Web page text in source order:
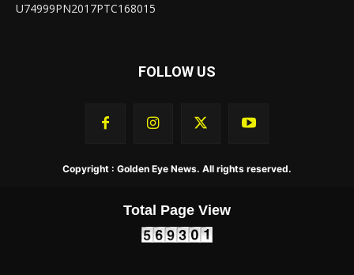
U74999PN2017PTC168015
FOLLOW US
Copyright : Golden Eye News. All rights reserved.
Total Page View